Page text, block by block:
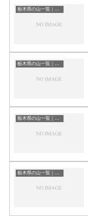
栃木県の山一覧｜標高順・標高の高い山ランキング
栃木県の山一覧｜標高順・標高の高い山ランキング
栃木県の山一覧｜標高順・標高の高い山ランキング